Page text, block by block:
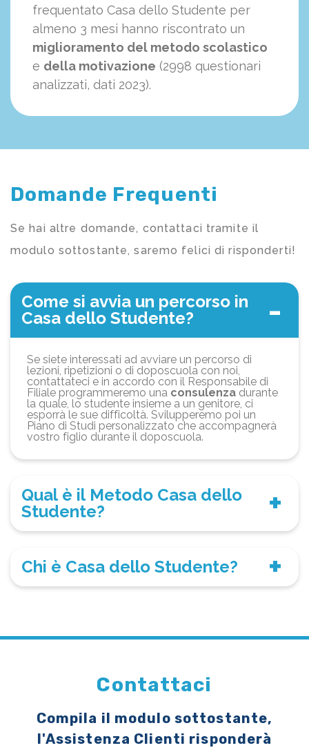
frequentato Casa dello Studente per
almeno 3 mesi hanno riscontrato un
miglioramento del metodo scolastico
e della motivazione (2998 questionari
analizzati, dati 2023).
Domande Frequenti
Se hai altre domande, contattaci tramite il
modulo sottostante, saremo felici di risponderti!
Come si avvia un percorso in
Casa dello Studente?
Se siete interessati ad avviare un percorso di
lezioni, ripetizioni o di doposcuola con noi,
contattateci e in accordo con il Responsabile di
Filiale programmeremo una consulenza durante
la quale, lo studente insieme a un genitore, ci
esporrà le sue difficoltà. Svilupperemo poi un
Piano di Studi personalizzato che accompagnerà
vostro figlio durante il doposcuola.
Qual è il Metodo Casa dello
Studente?
Chi è Casa dello Studente?
Contattaci
Compila il modulo sottostante,
l'Assistenza Clienti risponderà